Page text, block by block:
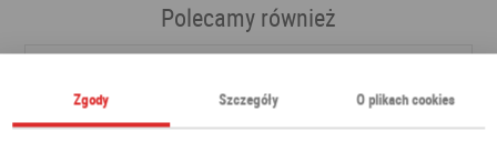
Polecamy również
Zgody Szczegóły O plikach cookies